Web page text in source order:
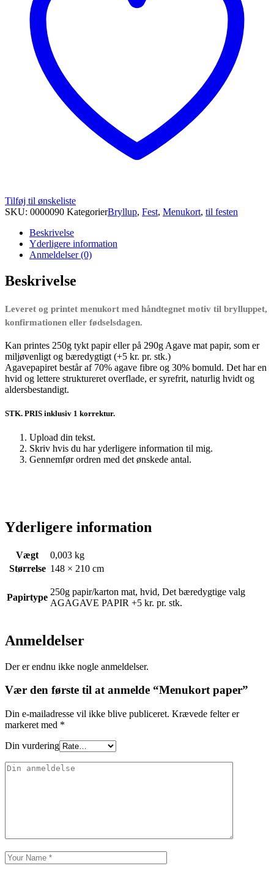
Tilføj til ønskeliste
SKU: 0000090 KategorierBryllup, Fest, Menukort, til festen
Beskrivelse
Yderligere information
Anmeldelser (0)
Beskrivelse
Leveret og printet menukort med håndtegnet motiv til brylluppet,
konfirmationen eller fødselsdagen.
Kan printes 250g tykt papir eller på 290g Agave mat papir, som er
miljøvenligt og bæredygtigt (+5 kr. pr. stk.)
Agavepapiret består af 70% agave fibre og 30% bomuld. Det har en
hvid og lettere struktureret overflade, er syrefrit, naturlig hvidt og
aldersbestandigt.
STK. PRIS inklusiv 1 korrektur.
Upload din tekst.
Skriv hvis du har yderligere information til mig.
Gennemfør ordren med det ønskede antal.
Yderligere information
Vægt
0,003 kg
Størrelse 148 × 210 cm
Papirtype
250g papir/karton mat, hvid, Det bæredygtige valg
AGAGAVE PAPIR +5 kr. pr. stk.
Anmeldelser
Der er endnu ikke nogle anmeldelser.
Vær den første til at anmelde “Menukort paper”
Din e-mailadresse vil ikke blive publiceret. Krævede felter er
markeret med *
Din vurdering